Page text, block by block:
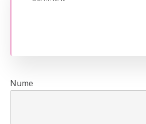
Nume